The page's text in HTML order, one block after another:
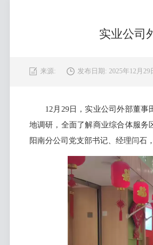
实业公司
来源: 发布日期: 2025年12月29
12月29日，实业公司外部董事
地调研，全面了解商业综合体服务
阳南分公司党支部书记、经理闫石